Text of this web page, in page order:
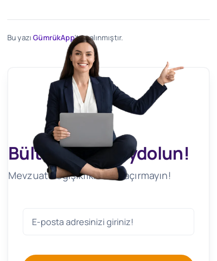
Bu yazıGümrükApp'ten alınmıştır.
Bültenimize Kaydolun!
Mevzuat Değişikliklerini Kaçırmayın!